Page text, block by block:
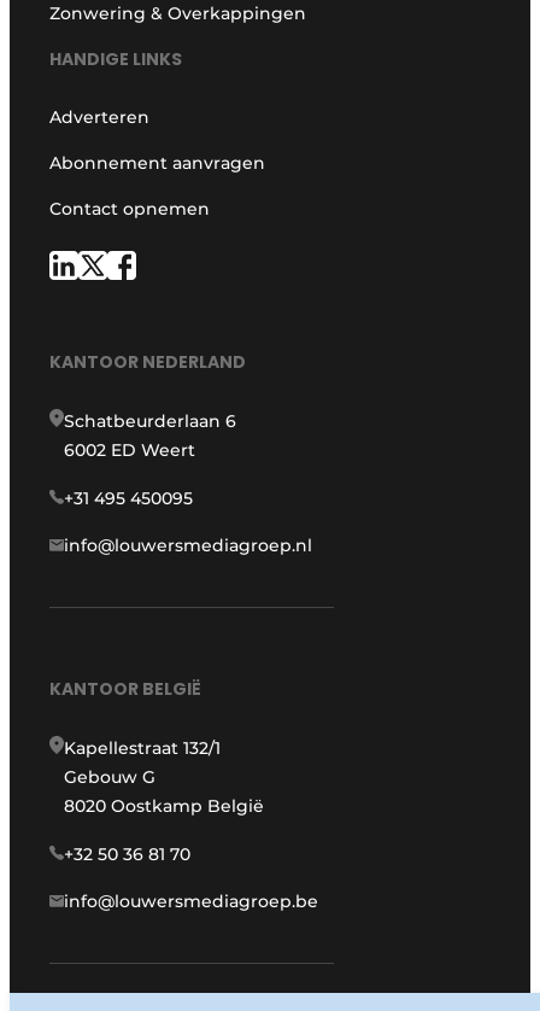
Zonwering & Overkappingen
HANDIGE LINKS
Adverteren
Abonnement aanvragen
Contact opnemen
KANTOOR NEDERLAND
Schatbeurderlaan 6
6002 ED Weert
+31 495 450095
info@louwersmediagroep.nl
KANTOOR BELGIË
Kapellestraat 132/1
Gebouw G
8020 Oostkamp België
+32 50 36 81 70
info@louwersmediagroep.be